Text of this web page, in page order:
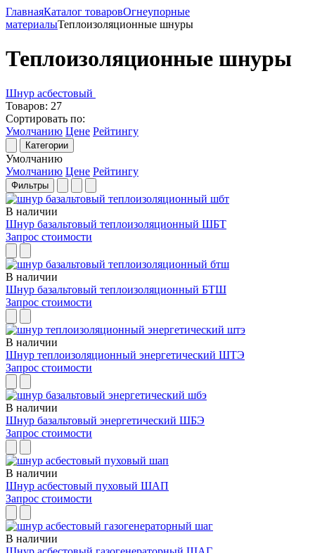
ГлавнаяКаталог товаровОгнеупорные
материалыТеплоизоляционные шнуры
Теплоизоляционные шнуры
Шнур асбестовый
Товаров: 27
Сортировать по:
Умолчанию Цене Рейтингу
Категории
Умолчанию
Умолчанию Цене Рейтингу
Фильтры
В наличии
Шнур базальтовый теплоизоляционный ШБТ
Запрос стоимости
В наличии
Шнур базальтовый теплоизоляционный БТШ
Запрос стоимости
В наличии
Шнур теплоизоляционный энергетический ШТЭ
Запрос стоимости
В наличии
Шнур базальтовый энергетический ШБЭ
Запрос стоимости
В наличии
Шнур асбестовый пуховый ШАП
Запрос стоимости
В наличии